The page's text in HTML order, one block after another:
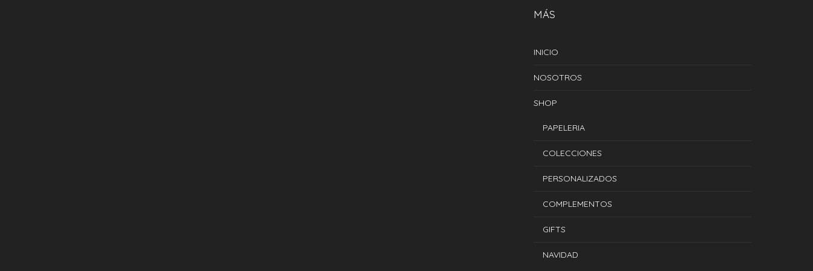
MÁS
INICIO
NOSOTROS
SHOP
PAPELERIA
COLECCIONES
PERSONALIZADOS
COMPLEMENTOS
GIFTS
NAVIDAD